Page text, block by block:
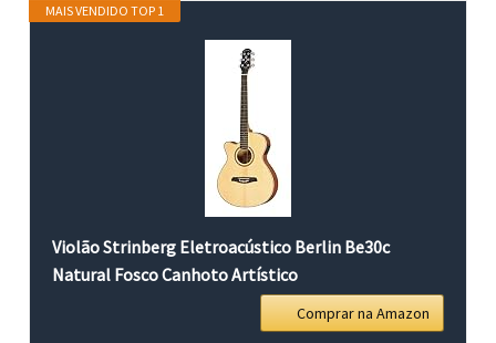
MAIS VENDIDO TOP 1
Violão Strinberg Eletroacústico Berlin Be30c
Natural Fosco Canhoto Artístico
Comprar na Amazon